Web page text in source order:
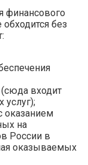
финансового
без
входит
услуг);
оказанием
на
России в
оказываемых